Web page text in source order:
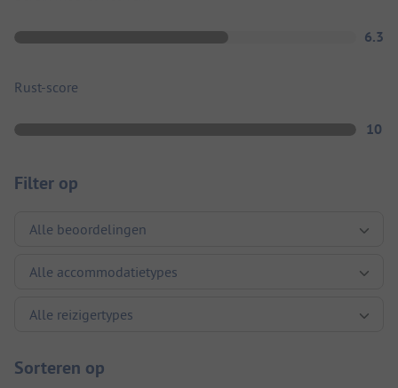
6.3
Rust-score
10
Filter op
Sorteren op